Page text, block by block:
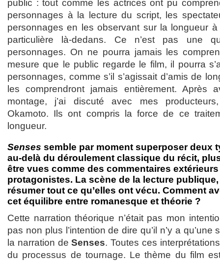
public : tout comme les actrices ont pu
personnages à la lecture du script, les
personnages en les observant sur la longueur
particulière là-dedans. Ce n’est pas une
personnages. On ne pourra jamais les
mesure que le public regarde le film, il pourra
personnages, comme s’il s’agissait d’amis de
les comprendront jamais entièrement. Après
montage, j’ai discuté avec mes
Okamoto. Ils ont compris la force de ce
longueur.
Senses semble par moment superposer deux
au-delà du déroulement classique du récit,
être vues comme des commentaires
protagonistes. La scène de la lecture
résumer tout ce qu’elles ont vécu. Comment
cet équilibre entre romanesque et théorie ?
Cette narration théorique n’était pas mon
pas non plus l’intention de dire qu’il n’y a
la narration deSenses. Toutes ces
du processus de tournage. Le thème du film